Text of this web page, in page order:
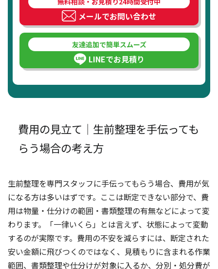
メールでお問い合わせ
友達追加で簡単スムーズ
LINEでお見積り
費用の見立て｜生前整理を手伝っても
らう場合の考え方
生前整理を専門スタッフに手伝ってもらう場合、費用が気
になる方は多いはずです。ここは断定できない部分で、費
用は物量・仕分けの範囲・書類整理の有無などによって変
わります。「一律いくら」とは言えず、状態によって変動
するのが実際です。費用の不安を減らすには、断定された
安い金額に飛びつくのではなく、見積もりに含まれる作業
範囲、書類整理や仕分けが対象に入るか、分別・処分費が